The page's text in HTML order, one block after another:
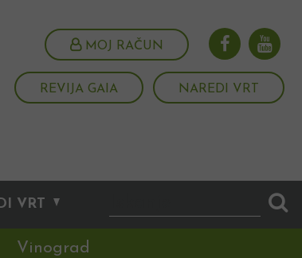
MOJ RAČUN
REVIJA GAIA NAREDI VRT
VRT
Vinograd